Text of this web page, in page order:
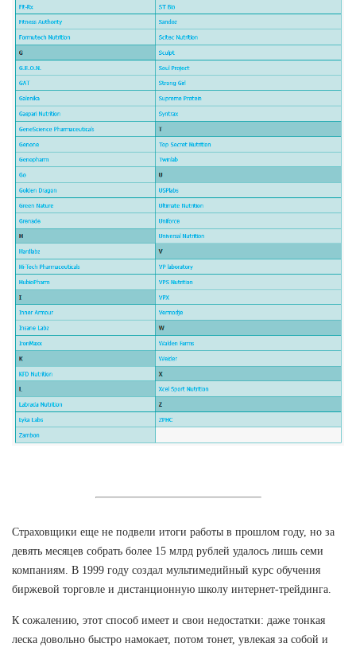
Страховщики еще не подвели итоги работы в прошлом году, но за
девять месяцев собрать более 15 млрд рублей удалось лишь семи
компаниям. В 1999 году создал мультимедийный курс обучения
биржевой торговле и дистанционную школу интернет-трейдинга.
К сожалению, этот способ имеет и свои недостатки: даже тонкая
леска довольно быстро намокает, потом тонет, увлекая за собой и